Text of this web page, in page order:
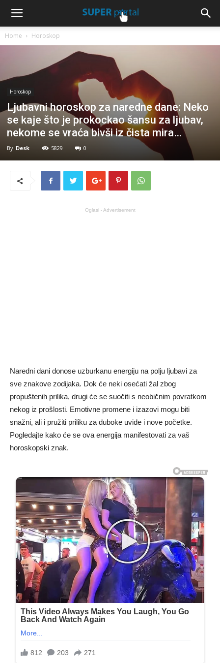
Home Horoskop
Horoskop
Ljubavni horoskop za naredne dane: Neko
se kaje što je prokockao šansu za ljubav,
nekome se vraća bivši iz čista mira…
By Desk 5829 0
Oglasi - Advertisement
Naredni dani donose uzburkanu energiju na polju ljubavi za
sve znakove zodijaka. Dok će neki osećati žal zbog
propuštenih prilika, drugi će se suočiti s neobičnim povratkom
nekog iz prošlosti. Emotivne promene i izazovi mogu biti
snažni, ali i pružiti priliku za duboke uvide i nove početke.
Pogledajte kako će se ova energija manifestovati za vaš
horoskopski znak.